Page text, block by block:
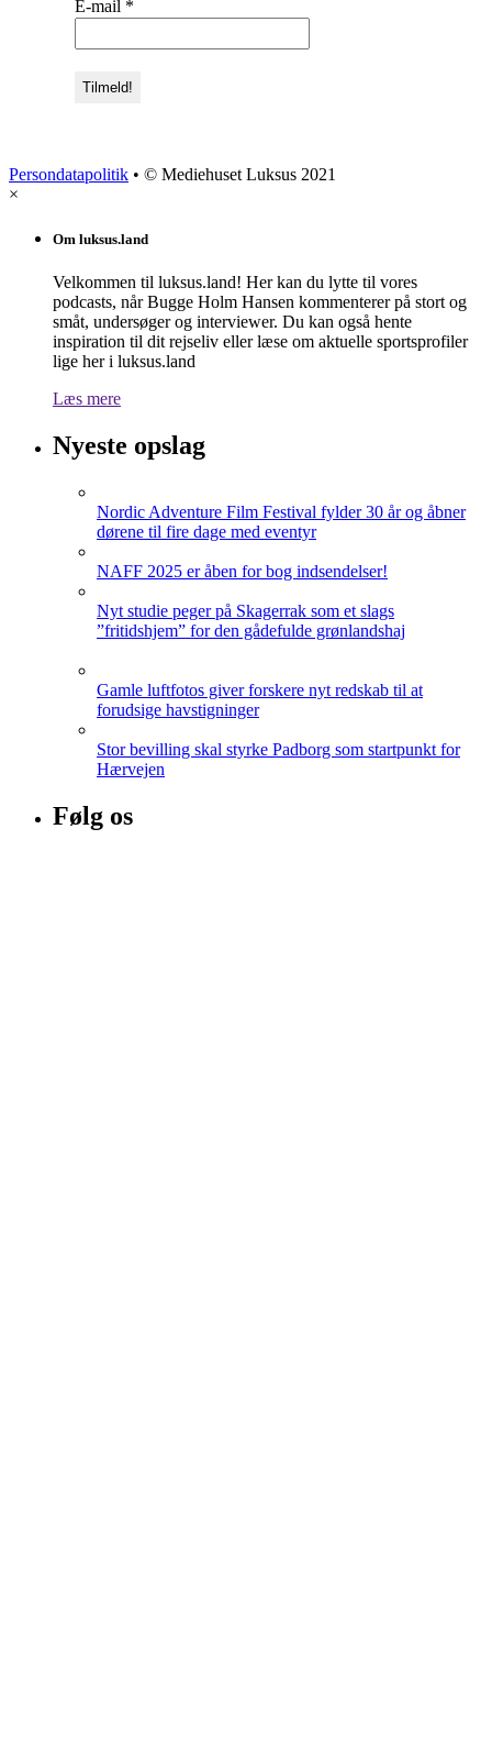
E-mail *
Persondatapolitik • © Mediehuset Luksus 2021
×
Om luksus.land
Velkommen til luksus.land! Her kan du lytte til vores
podcasts, når Bugge Holm Hansen kommenterer på stort og
småt, undersøger og interviewer. Du kan også hente
inspiration til dit rejseliv eller læse om aktuelle sportsprofiler
lige her i luksus.land
Læs mere
Nyeste opslag
Nordic Adventure Film Festival fylder 30 år og åbner
dørene til fire dage med eventyr
NAFF 2025 er åben for bog indsendelser!
Nyt studie peger på Skagerrak som et slags
”fritidshjem” for den gådefulde grønlandshaj
Gamle luftfotos giver forskere nyt redskab til at
forudsige havstigninger
Stor bevilling skal styrke Padborg som startpunkt for
Hærvejen
Følg os